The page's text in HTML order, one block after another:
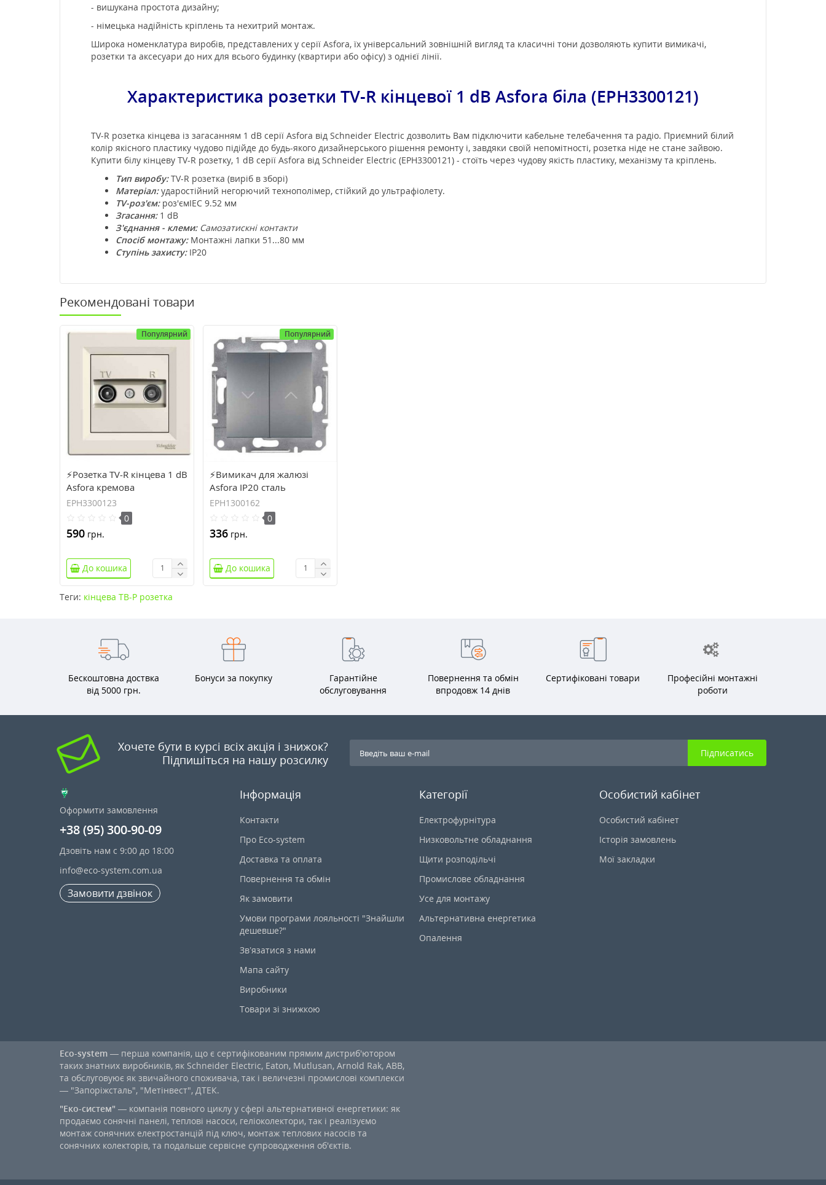
- вишукана простота дизайну;
- німецька надійність кріплень та нехитрий монтаж.
Широка номенклатура виробів, представлених у серії Asfora, їх універсальний зовнішній вигляд та класичні тони дозволяють купити вимикачі,
розетки та аксесуари до них для всього будинку (квартири або офісу) з однієї лінії.
Характеристика розетки TV-R кінцевої 1 dB Asfora біла (EPH3300121)
TV-R розетка кінцева із загасанням 1 dB серії Asfora від Schneider Electric дозволить Вам підключити кабельне телебачення та радіо. Приємний білий
колір якісного пластику чудово підійде до будь-якого дизайнерського рішення ремонту і, завдяки своїй непомітності, розетка ніде не стане зайвою.
Купити білу кінцеву TV-R розетку, 1 dB серії Asfora від Schneider Electric (EPH3300121) - стоїть через чудову якість пластику, механізму та кріплень.
Тип виробу:TV-R розетка (виріб в зборі)
Матеріал:ударостійний негорючий технополімер, стійкий до ультрафіолету.
TV-роз'єм: роз'ємIEC 9.52 мм
Згасання: 1 dB
З'єднання - клеми: Самозатискні контакти
Спосіб монтажу: Монтажні лапки 51...80 мм
Ступінь захисту: IP20
Рекомендовані товари
Популярний
⚡Розетка TV-R кінцева 1 dB
Asfora кремова
(EPH3300123)
EPH3300123
0
590 грн.
До кошика
Популярний
⚡Вимикач для жалюзі
Asfora IP20 сталь
(EPH1300162)
EPH1300162
0
336 грн.
До кошика
Теги: кінцева ТВ-Р розетка
Бескоштовна доствка
від 5000 грн.
Бонуси за покупку
Гарантійне
обслуговування
Повернення та обмін
впродовж 14 днів
Сертифіковані товари
Професійні монтажні
роботи
Хочете бути в курсі всіх акція і знижок?
Підпишіться на нашу розсилку
Підписатись
Оформити замовлення
+38 (95) 300-90-09
Дзовіть нам с 9:00 до 18:00
info@eco-system.com.ua
Замовити дзвінок
Інформація
Контакти
Про Eco-system
Доставка та оплата
Повернення та обмін
Як замовити
Умови програми лояльності "Знайшли
дешевше?"
Зв’язатися з нами
Мапа сайту
Виробники
Товари зі знижкою
Категорії
Електрофурнітура
Низковольтне обладнання
Щити розподільчі
Промислове обладнання
Усе для монтажу
Альтернативна енергетика
Опалення
Особистий кабінет
Особистий кабінет
Історія замовлень
Мої закладки
Eco-system — перша компанія, що є сертифікованим прямим дистриб'ютором
таких знатних виробників, як Schneider Electric, Eaton, Mutlusan, Arnold Rak, ABB,
та обслуговуює як звичайного споживача, так і величезні промислові комплекси
— "Запоріжсталь", "Метінвест", ДТЕК.
"Еко-систем" — компанія повного циклу у сфері альтернативної енергетики: як
продаємо сонячні панелі, теплові насоси, геліоколектори, так і реалізуємо
монтаж сонячних електростанцій під ключ, монтаж теплових насосів та
сонячних колекторів, та подальше сервісне супроводження об'єктів.